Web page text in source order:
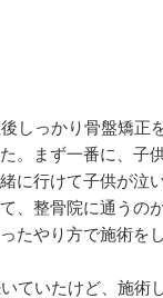
しっかり骨盤矯正
。まず一番に、子
に行けて子供が泣
、整骨院に通うの
たやり方で施術を
ていたけど、施術